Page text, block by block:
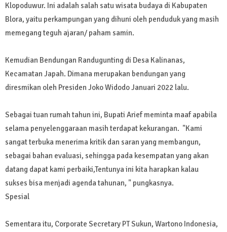
Klopoduwur. Ini adalah salah satu wisata budaya di Kabupaten
Blora, yaitu perkampungan yang dihuni oleh penduduk yang masih
memegang teguh ajaran/ paham samin.
Kemudian Bendungan Randugunting di Desa Kalinanas,
Kecamatan Japah. Dimana merupakan bendungan yang
diresmikan oleh Presiden Joko Widodo Januari 2022 lalu.
Sebagai tuan rumah tahun ini, Bupati Arief meminta maaf apabila
selama penyelenggaraan masih terdapat kekurangan. "Kami
sangat terbuka menerima kritik dan saran yang membangun,
sebagai bahan evaluasi, sehingga pada kesempatan yang akan
datang dapat kami perbaiki,Tentunya ini kita harapkan kalau
sukses bisa menjadi agenda tahunan, " pungkasnya.
Spesial
Sementara itu, Corporate Secretary PT Sukun, Wartono Indonesia,